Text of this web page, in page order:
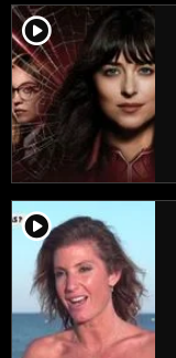
player2
player2